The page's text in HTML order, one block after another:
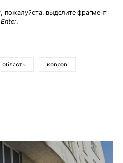
пожалуйста, выделите фрагмент
.
ковров